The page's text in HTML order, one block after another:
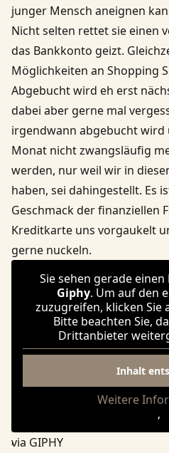
junger Mensch aneignen
Nicht selten rettet sie einen
das Bankkonto geizt.
Möglichkeiten an Shopping
Abgebucht wird eh erst
dabei aber gerne mal
irgendwann abgebucht wird
Monat nicht zwangsläufig
werden, nur weil wir in
haben, sei dahingestellt. Es
Geschmack der finanziellen
Kreditkarte uns vorgaukelt
gerne nuckeln.
Sie sehen gerade
Giphy. Um auf den
zuzugreifen, klicken Sie
Bitte beachten Sie,
Drittanbieter
Inhalt
Weitere
‚
‚via GIPHY